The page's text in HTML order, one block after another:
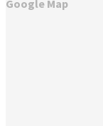
Google Map